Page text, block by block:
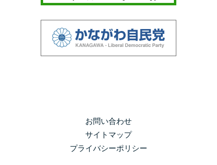
お問い合わせ
サイトマップ
プライバシーポリシー